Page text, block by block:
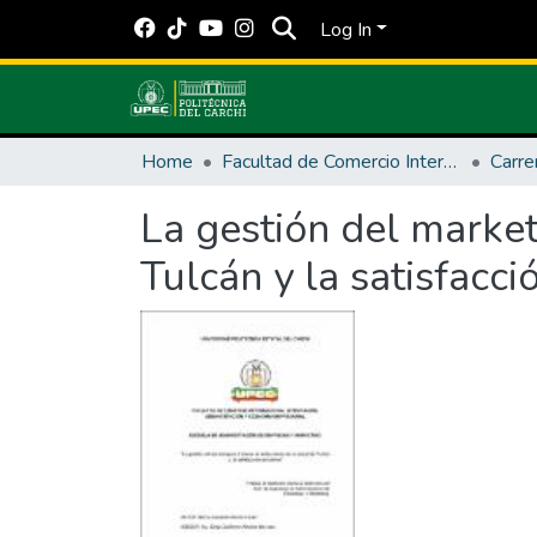
Log In
Home Facultad de Comercio Internacional, Integración, Administración y Economía Empresarial
La gestión del
Tulcán y la